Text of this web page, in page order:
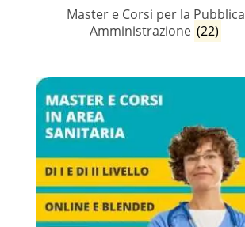
Master e Corsi per la Pubblica
Amministrazione (22)